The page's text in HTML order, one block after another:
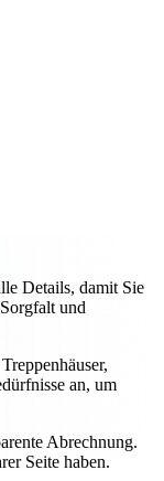
Details, damit Sie
und
an, um
Abrechnung.
Seite haben.